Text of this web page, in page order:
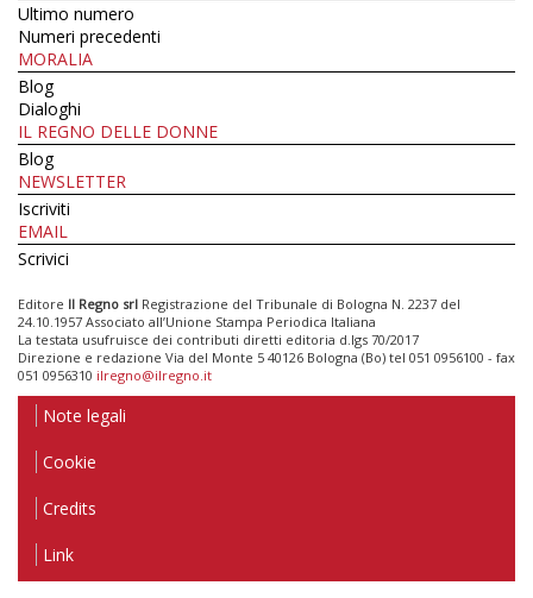
Ultimo numero
Numeri precedenti
MORALIA
Blog
Dialoghi
IL REGNO DELLE DONNE
Blog
NEWSLETTER
Iscriviti
EMAIL
Scrivici
Editore Il Regno srl Registrazione del Tribunale di Bologna N. 2237 del
24.10.1957 Associato all’Unione Stampa Periodica Italiana
La testata usufruisce dei contributi diretti editoria d.lgs 70/2017
Direzione e redazione Via del Monte 5 40126 Bologna (Bo) tel 051 0956100 - fax
051 0956310 ilregno@ilregno.it
Note legali
Cookie
Credits
Link